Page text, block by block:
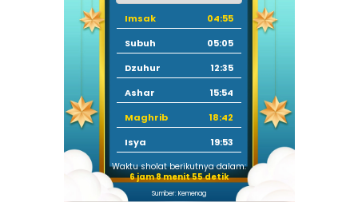
Imsak
04:55
Subuh
05:05
Dzuhur
12:35
Ashar
15:54
Maghrib
18:42
Isya
19:53
Waktu sholat berikutnya dalam:
6 jam 8 menit 54 detik
Sumber: Kemenag